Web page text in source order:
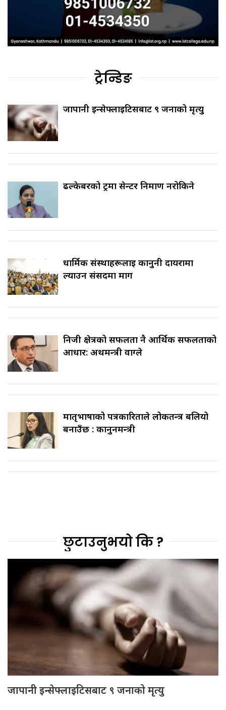
ट्रेन्डिङ
जापानी इन्सेफ्लाइटिसबाट ९ जनाको मृत्यु
ढल्केबरको ट्रमा सेन्टर निर्माण नरोकिने
धार्मिक संस्थाहरूलाई कानुनी दायरामा
ल्याउन संसदमा माग
निजी क्षेत्रको सफलता नै आर्थिक सफलताको
आधार: अर्थमन्त्री वाग्ले
मातृभाषाको पत्रकारिताले लोकतन्त्र बलियो
बनाउँछ : कानुनमन्त्री
छुटाउनुभयो कि ?
जापानी इन्सेफ्लाइटिसबाट ९ जनाको मृत्यु